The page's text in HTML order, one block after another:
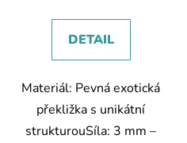
5,0
z
hvězdiček.
DETAIL
Materiál: Pevná exotická
překližka s unikátní
strukturouSíla: 3 mm –